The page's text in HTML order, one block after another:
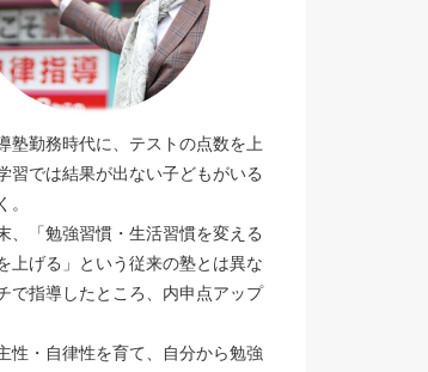
塾勤務時代に、テストの点数を上
習では結果が出ない子どもがいる
。
、「勉強習慣・生活習慣を変える
上げる」という従来の塾とは異な
で指導したところ、内申点アップ
性・自律性を育て、自分から勉強